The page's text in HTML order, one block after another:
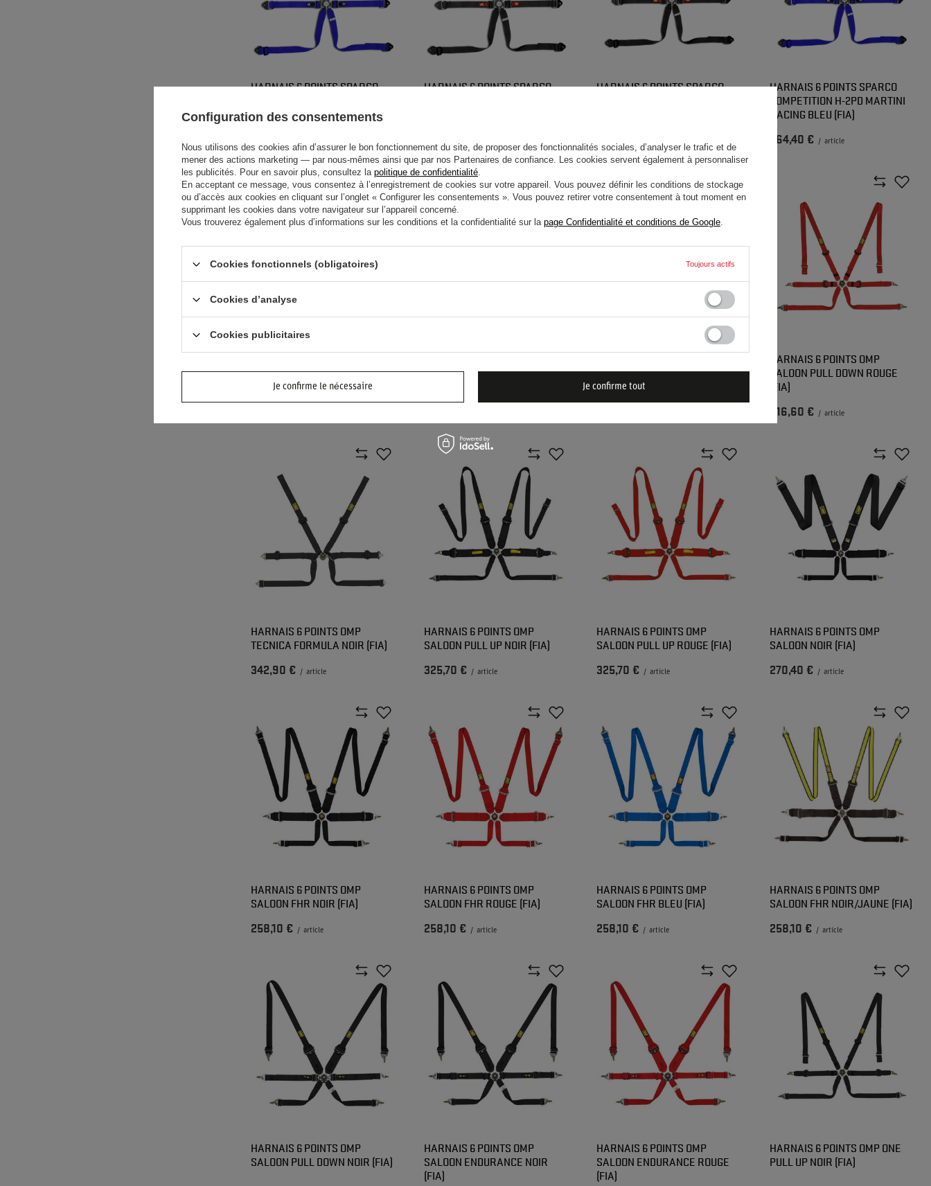
HARNAIS 6 POINTS SPARCO
264,40 €
HARNAIS 6 POINTS SPARCO
264,40 €
HARNAIS 6 POINTS SPARCO
264,40 €
HARNAIS 6 POINTS SPARCO
COMPETITION H-2PD MARTINI
RACING BLEU (FIA)
264,40 € / article
COMPETITION H-2 PD MARTINI
RACING (FIA)
DA801F MY14 NOIR (FIA)
PULL DOWN NOIR (FIA)
HARNAIS 6 POINTS OMP
SALOON PULL DOWN ROUGE
(FIA)
416,60 € / article
HARNAIS 6 POINTS OMP
TECNICA FORMULA NOIR (FIA)
342,90 € / article
HARNAIS 6 POINTS OMP
SALOON PULL UP NOIR (FIA)
325,70 € / article
HARNAIS 6 POINTS OMP
SALOON PULL UP ROUGE (FIA)
325,70 € / article
HARNAIS 6 POINTS OMP
SALOON NOIR (FIA)
270,40 € / article
HARNAIS 6 POINTS OMP
SALOON FHR NOIR (FIA)
258,10 € / article
HARNAIS 6 POINTS OMP
SALOON FHR ROUGE (FIA)
258,10 € / article
HARNAIS 6 POINTS OMP
SALOON FHR BLEU (FIA)
258,10 € / article
HARNAIS 6 POINTS OMP
SALOON FHR NOIR/JAUNE (FIA)
258,10 € / article
HARNAIS 6 POINTS OMP
SALOON PULL DOWN NOIR (FIA)
HARNAIS 6 POINTS OMP
SALOON ENDURANCE NOIR
(FIA)
HARNAIS 6 POINTS OMP
SALOON ENDURANCE ROUGE
(FIA)
HARNAIS 6 POINTS OMP ONE
PULL UP NOIR (FIA)
Configuration des consentements
Nous utilisons des cookies afin d’assurer le bon fonctionnement du site, de proposer des fonctionnalités sociales, d’analyser le trafic et de
mener des actions marketing — par nous-mêmes ainsi que par nos Partenaires de confiance. Les cookies servent également à personnaliser
les publicités. Pour en savoir plus, consultez la politique de confidentialité.
En acceptant ce message, vous consentez à l’enregistrement de cookies sur votre appareil. Vous pouvez définir les conditions de stockage
ou d’accès aux cookies en cliquant sur l’onglet « Configurer les consentements ». Vous pouvez retirer votre consentement à tout moment en
supprimant les cookies dans votre navigateur sur l’appareil concerné.
Vous trouverez également plus d’informations sur les conditions et la confidentialité sur la page Confidentialité et conditions de Google.
Cookies fonctionnels (obligatoires) Toujours actifs
Cookies d’analyse
Cookies publicitaires
Je confirme le nécessaire Je confirme tout